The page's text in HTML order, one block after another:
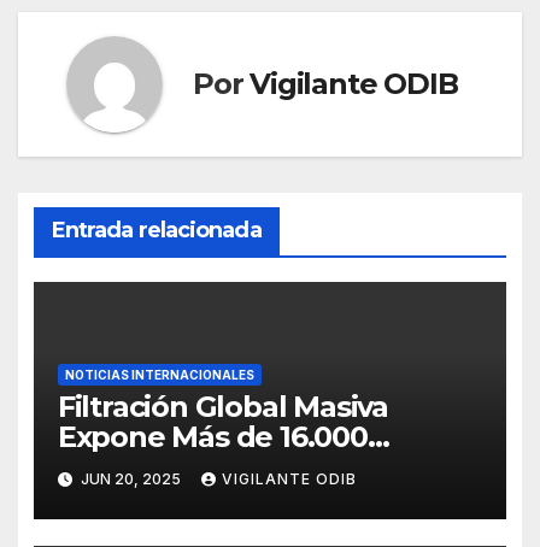
PorVigilante ODIB
Entrada relacionada
NOTICIAS INTERNACIONALES
Filtración Global Masiva
Expone Más de 16.000
Millones de Credenciales: Una
Amenaza Real para Bolivia y
el Mundo
JUN 20, 2025 VIGILANTE ODIB